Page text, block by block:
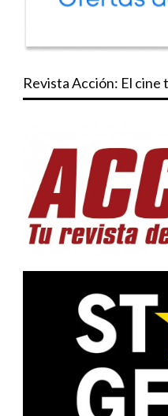
Revista Acción: El cine